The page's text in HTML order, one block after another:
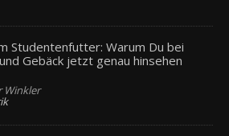
Studentenfutter: Warum Du bei
Gebäck jetzt genau hinsehen
Winkler